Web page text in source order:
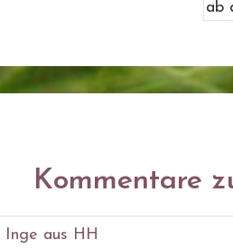
Kommentare
Inge aus HH